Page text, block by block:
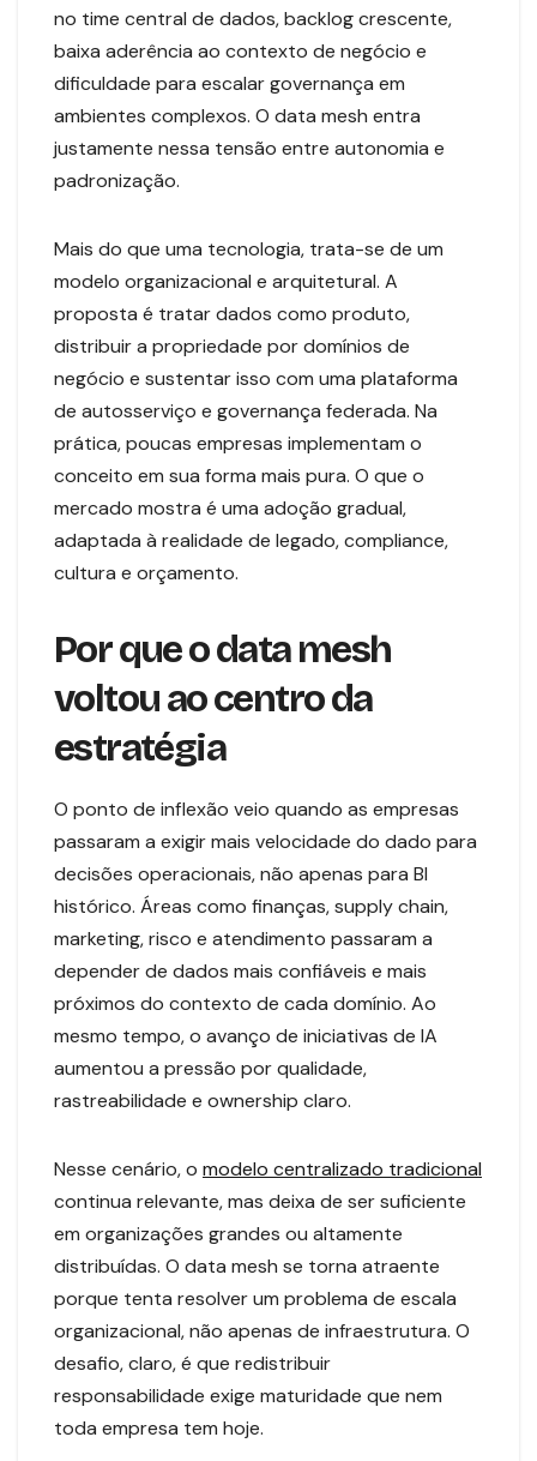
no time central de dados, backlog crescente,
baixa aderência ao contexto de negócio e
dificuldade para escalar governança em
ambientes complexos. O data mesh entra
justamente nessa tensão entre autonomia e
padronização.
Mais do que uma tecnologia, trata-se de um
modelo organizacional e arquitetural. A
proposta é tratar dados como produto,
distribuir a propriedade por domínios de
negócio e sustentar isso com uma plataforma
de autosserviço e governança federada. Na
prática, poucas empresas implementam o
conceito em sua forma mais pura. O que o
mercado mostra é uma adoção gradual,
adaptada à realidade de legado, compliance,
cultura e orçamento.
Por que o data mesh
voltou ao centro da
estratégia
O ponto de inflexão veio quando as empresas
passaram a exigir mais velocidade do dado para
decisões operacionais, não apenas para BI
histórico. Áreas como finanças, supply chain,
marketing, risco e atendimento passaram a
depender de dados mais confiáveis e mais
próximos do contexto de cada domínio. Ao
mesmo tempo, o avanço de iniciativas de IA
aumentou a pressão por qualidade,
rastreabilidade e ownership claro.
Nesse cenário, o modelo centralizado tradicional
continua relevante, mas deixa de ser suficiente
em organizações grandes ou altamente
distribuídas. O data mesh se torna atraente
porque tenta resolver um problema de escala
organizacional, não apenas de infraestrutura. O
desafio, claro, é que redistribuir
responsabilidade exige maturidade que nem
toda empresa tem hoje.